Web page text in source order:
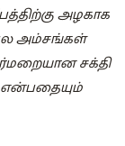
அழகாக
பல அம்சங்கள்
சக்தி